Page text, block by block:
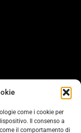
come i cookie per
Il consenso a
il comportamento di